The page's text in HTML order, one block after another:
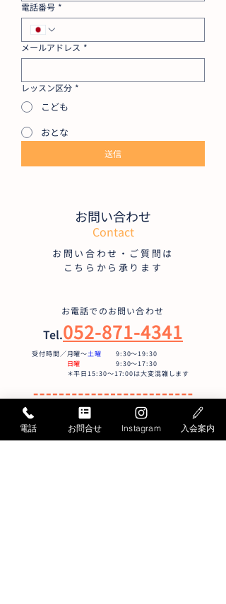
電話番号 *
メールアドレス *
レッスン区分 *
こども
おとな
送信
お問い合わせ
Contact
お問い合わせ・ご質問は
こちらから承ります
お電話でのお問い合わせ
Tel.052-871-4341
受付時間／月曜〜土曜 9:30〜19:30
日曜
9:30～17:30
＊平日15:30～17:00は大変混雑します
メールでのお問い合わせ
お問い合わせフォームへ
電話 お問合せ Instagram 入会案内